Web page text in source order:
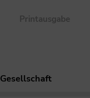
Printausgabe
Gesellschaft